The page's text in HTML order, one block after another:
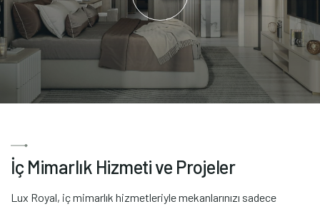
İçMimarlık Hizmetive Projeler
Lux Royal, iç mimarlık hizmetleriyle mekanlarınızı sadece